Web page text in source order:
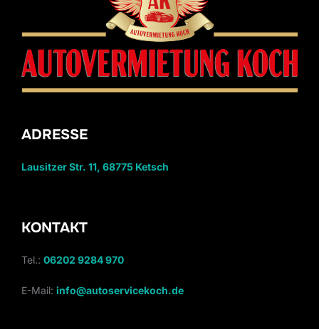
ADRESSE
Lausitzer Str. 11, 68775 Ketsch
KONTAKT
Tel.: 06202 9284 970
E-Mail: info@autoservicekoch.de